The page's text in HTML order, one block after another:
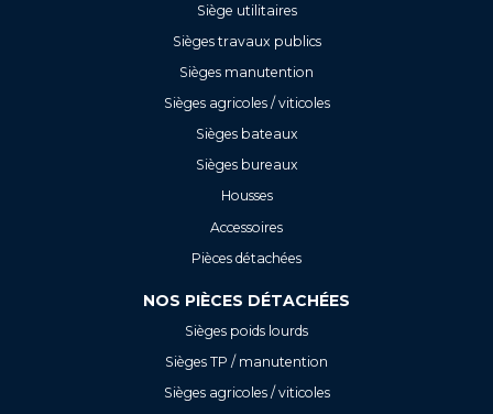
Siège utilitaires
Sièges travaux publics
Sièges manutention
Sièges agricoles / viticoles
Sièges bateaux
Sièges bureaux
Housses
Accessoires
Pièces détachées
NOS PIÈCES DÉTACHÉES
Sièges poids lourds
Sièges TP / manutention
Sièges agricoles / viticoles